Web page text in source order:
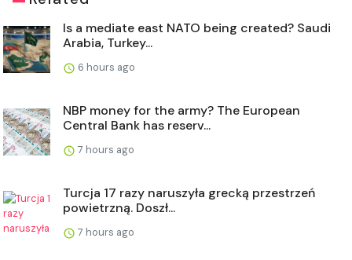
Is a mediate east NATO being created? Saudi
Arabia, Turkey...
6 hours ago
NBP money for the army? The European
Central Bank has reserv...
7 hours ago
Turcja 17 razy naruszyła grecką przestrzeń
powietrzną. Doszł...
7 hours ago